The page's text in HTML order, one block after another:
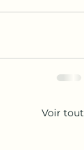
Voir tout